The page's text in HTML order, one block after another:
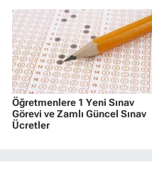
Öğretmenlere 1 Yeni Sınav
Görevi ve Zamlı Güncel Sınav
Ücretler